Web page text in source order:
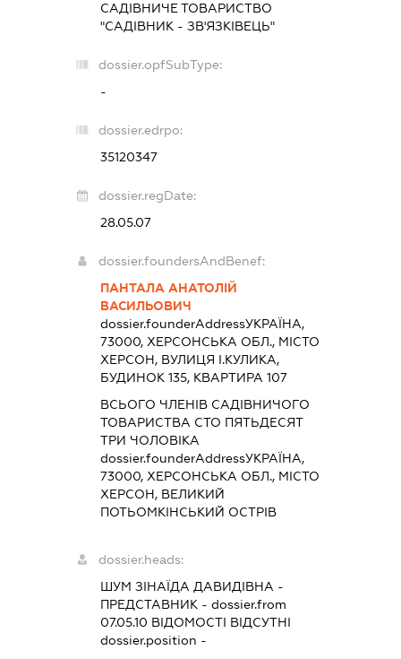
САДІВНИЧЕ ТОВАРИСТВО
"САДІВНИК - ЗВ'ЯЗКІВЕЦЬ"
dossier.opfSubType:
-
dossier.edrpo:
35120347
dossier.regDate:
28.05.07
dossier.foundersAndBenef:
ПАНТАЛА АНАТОЛІЙ
ВАСИЛЬОВИЧ
dossier.founderAddressУКРАЇНА,
73000, ХЕРСОНСЬКА ОБЛ., МІСТО
ХЕРСОН, ВУЛИЦЯ І.КУЛИКА,
БУДИНОК 135, КВАРТИРА 107
ВСЬОГО ЧЛЕНІВ САДІВНИЧОГО
ТОВАРИСТВА СТО ПЯТЬДЕСЯТ
ТРИ ЧОЛОВІКА
dossier.founderAddressУКРАЇНА,
73000, ХЕРСОНСЬКА ОБЛ., МІСТО
ХЕРСОН, ВЕЛИКИЙ
ПОТЬОМКІНСЬКИЙ ОСТРІВ
dossier.heads:
ШУМ ЗІНАЇДА ДАВИДІВНА -
ПРЕДСТАВНИК- dossier.from
07.05.10 ВІДОМОСТІ ВІДСУТНІ
dossier.position -